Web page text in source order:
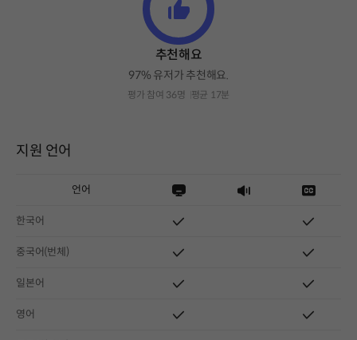
추천해요
97% 유저가 추천해요.
평가 참여 36명 평균 17분
지원 언어
언어
한국어
중국어(번체)
일본어
영어